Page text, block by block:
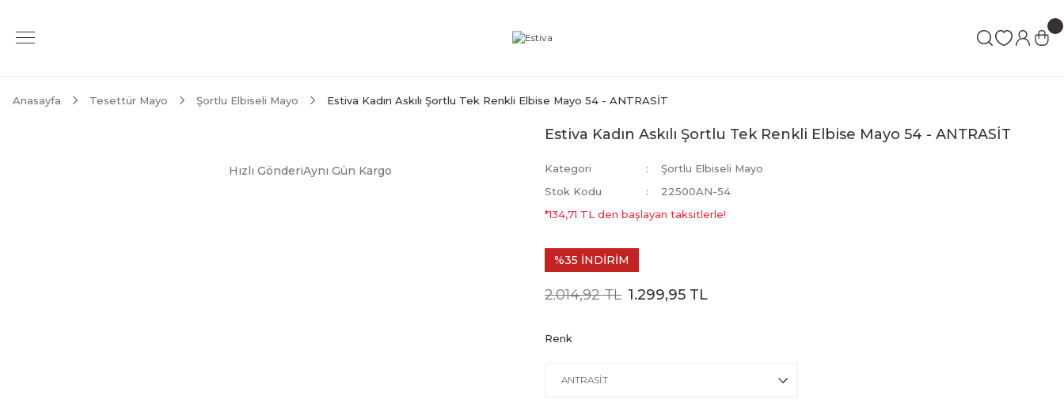
Anasayfa Tesettür Mayo Şortlu Elbiseli Mayo Estiva Kadın Askılı Şortlu Tek Renkli Elbise Mayo 54 - ANTRASİT
Hızlı GönderiAynı Gün Kargo
Estiva Kadın Askılı Şortlu Tek Renkli Elbise Mayo 54 - ANTRASİT
Kategori
Şortlu Elbiseli Mayo
Stok Kodu
22500AN-54
*134,71 TL den başlayan taksitlerle!
%35 İNDİRİM
2.014,92 TL 1.299,95 TL
Renk